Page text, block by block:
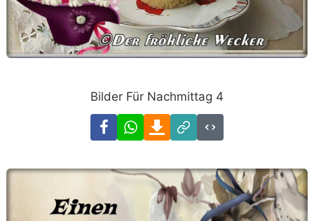
Bilder Für Nachmittag 4
FacebookWhatsAppDownload
Link
Code